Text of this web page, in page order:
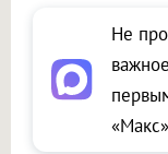
Не
«Макс»